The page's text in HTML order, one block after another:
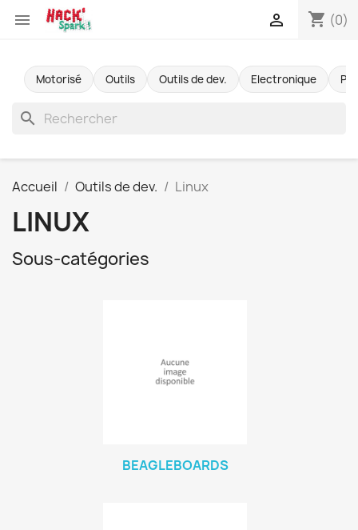
 shopping_cart (0)

Motorisé Outils Outils de dev. Electronique
search
Accueil Outils de dev. Linux
LINUX
Sous-catégories
BEAGLEBOARDS